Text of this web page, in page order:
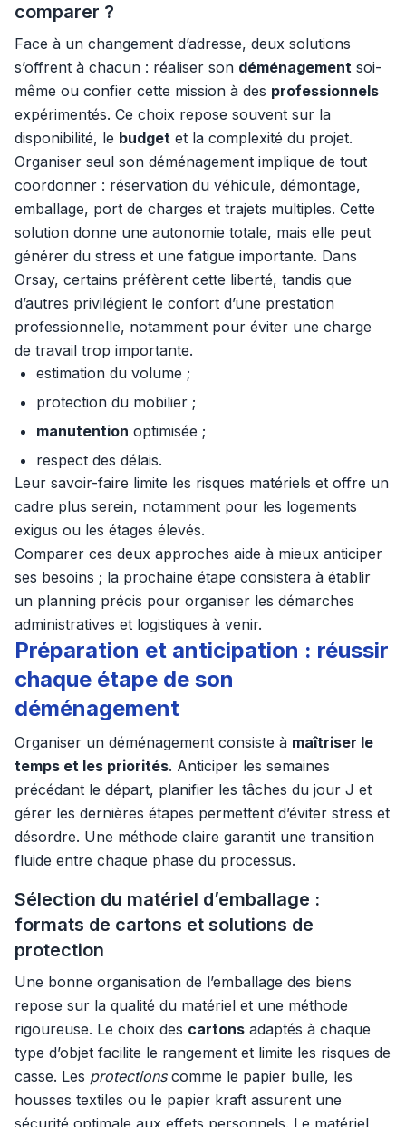
comparer ?
Face à un changement d’adresse, deux solutions
s’offrent à chacun : réaliser son déménagement soi-
même ou confier cette mission à des professionnels
expérimentés. Ce choix repose souvent sur la
disponibilité, le budget et la complexité du projet.
Organiser seul son déménagement implique de tout
coordonner : réservation du véhicule, démontage,
emballage, port de charges et trajets multiples. Cette
solution donne une autonomie totale, mais elle peut
générer du stress et une fatigue importante. Dans
Orsay, certains préfèrent cette liberté, tandis que
d’autres privilégient le confort d’une prestation
professionnelle, notamment pour éviter une charge
de travail trop importante.
estimation du volume ;
protection du mobilier ;
manutention optimisée ;
respect des délais.
Leur savoir-faire limite les risques matériels et offre un
cadre plus serein, notamment pour les logements
exigus ou les étages élevés.
Comparer ces deux approches aide à mieux anticiper
ses besoins ; la prochaine étape consistera à établir
un planning précis pour organiser les démarches
administratives et logistiques à venir.
Préparation et anticipation : réussir
chaque étape de son
déménagement
Organiser un déménagement consiste à maîtriser le
temps et les priorités. Anticiper les semaines
précédant le départ, planifier les tâches du jour J et
gérer les dernières étapes permettent d’éviter stress et
désordre. Une méthode claire garantit une transition
fluide entre chaque phase du processus.
Sélection du matériel d’emballage :
formats de cartons et solutions de
protection
Une bonne organisation de l’emballage des biens
repose sur la qualité du matériel et une méthode
rigoureuse. Le choix des cartons adaptés à chaque
type d’objet facilite le rangement et limite les risques de
casse. Les protectionscomme le papier bulle, les
housses textiles ou le papier kraft assurent une
sécurité optimale aux effets personnels. Le matériel